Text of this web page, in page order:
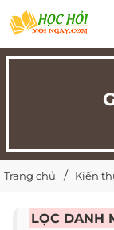
Trang chủ Kiến
LỌC DANH